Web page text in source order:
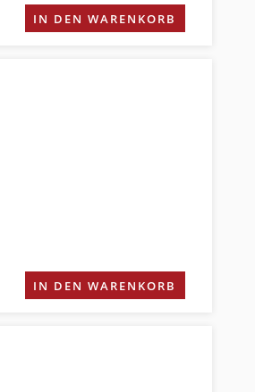
IN DEN WARENKORB
IN DEN WARENKORB